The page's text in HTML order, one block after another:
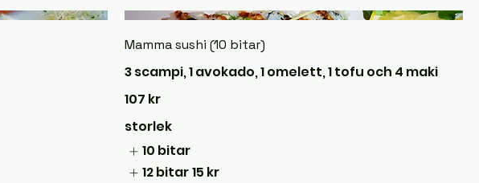
Mamma sushi (10 bitar)
3 scampi, 1 avokado, 1 omelett, 1 tofu och 4 maki
107 kr
storlek
10 bitar
12 bitar15 kr